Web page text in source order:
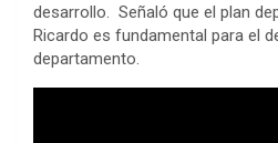
desarrollo. Señaló que el plan
Ricardo es fundamental para el
departamento.